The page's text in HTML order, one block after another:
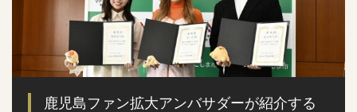
鹿児島ファン拡大アンバサダーが紹介する